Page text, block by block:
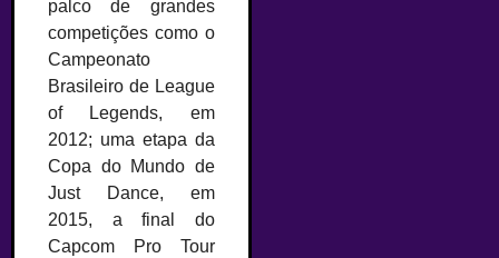
palco de grandes
competições como o
Campeonato
Brasileiro de League
of Legends, em
2012; uma etapa da
Copa do Mundo de
Just Dance, em
2015, a final do
Capcom Pro Tour